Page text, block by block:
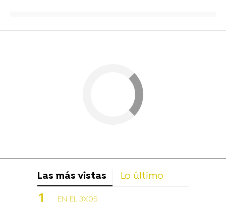
Las más vistas Lo último
EN EL 3X05